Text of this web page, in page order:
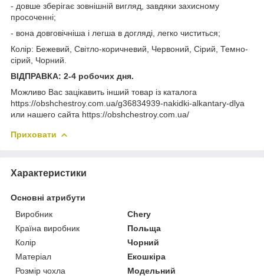
- довше зберігає зовнішній вигляд, завдяки захисному
просоченні;
- вона довговічніша і легша в догляді, легко чиститься;
Колір: Бежевий, Світло-коричневий, Червоний, Сірий, Темно-
сірий, Чорний.
ВІДПРАВКА: 2-4 робочих дня.
Можливо Вас зацікавить інший товар із каталога
https://obshchestroy.com.ua/g36834939-nakidki-alkantary-dlya
или нашего сайта https://obshchestroy.com.ua/
Приховати
Характеристики
Основні атрибути
Виробник
Chery
Країна виробник
Польща
Колір
Чорний
Матеріал
Екошкіра
Розмір чохла
Модельний